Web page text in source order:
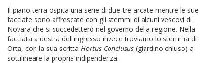
Il piano terra ospita una serie di due-tre arcate mentre le sue
facciate sono affrescate con gli stemmi di alcuni vescovi di
Novara che si succedetterò nel governo della regione. Nella
facciata a destra dell'ingresso invece troviamo lo stemma di
Orta, con la sua scritta Hortus Conclusus (giardino chiuso) a
sottilineare la propria indipendenza.